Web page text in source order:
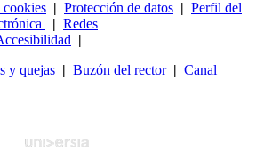
cookies | Protección de datos | Perfil del
| Redes
|
y quejas | Buzón del rector| Canal